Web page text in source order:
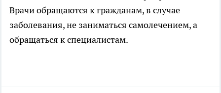
Врачи обращаются к гражданам, в случае
заболевания, не заниматься самолечением, а
обращаться к специалистам.